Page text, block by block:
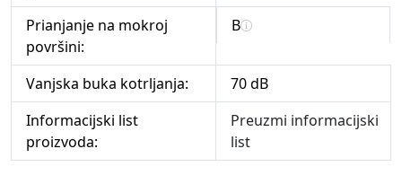
Prianjanje na mokroj
površini:
B
Vanjska buka kotrljanja:
70 dB
Informacijski list
proizvoda:
Preuzmi informacijski
list